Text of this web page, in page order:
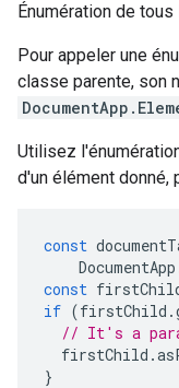
Énumération de
Pour appeler une
classe parente, son
Utilisez
d'un élément donné,
const
DocumentApp
const
if (firstChild .
// It's a
firstChild .
}